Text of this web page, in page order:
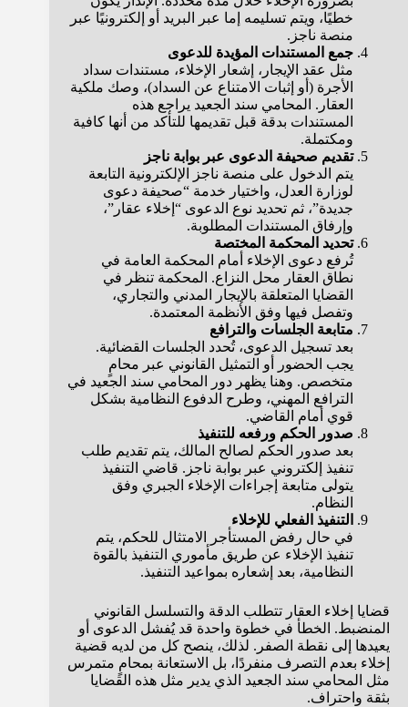
خطيًا، ويتم تسليمه إما عبر البريد أو إلكترونيًا عبر
منصة ناجز.
جمع المستندات المؤيدة للدعوى
مثل عقد الإيجار، إشعار الإخلاء، مستندات سداد
الأجرة (أو إثبات الامتناع عن السداد)، وصك ملكية
العقار. المحامي سند الجعيد يراجع هذه
المستندات بدقة قبل تقديمها للتأكد من أنها كافية
ومكتملة.
تقديم صحيفة الدعوى عبر بوابة ناجز
يتم الدخول على منصة ناجز الإلكترونية التابعة
لوزارة العدل، واختيار خدمة “صحيفة دعوى
جديدة”، ثم تحديد نوع الدعوى “إخلاء عقار”،
وإرفاق المستندات المطلوبة.
تحديد المحكمة المختصة
تُرفع دعوى الإخلاء أمام المحكمة العامة في
نطاق العقار محل النزاع. المحكمة تنظر في
القضايا المتعلقة بالإيجار المدني والتجاري،
وتفصل فيها وفق الأنظمة المعتمدة.
متابعة الجلسات والترافع
بعد تسجيل الدعوى، تُحدد الجلسات القضائية.
يجب الحضور أو التمثيل القانوني عبر محامٍ
متخصص. وهنا يظهر دور المحامي سند الجعيد في
الترافع المهني، وطرح الدفوع النظامية بشكل
قوي أمام القاضي.
صدور الحكم ورفعه للتنفيذ
بعد صدور الحكم لصالح المالك، يتم تقديم طلب
تنفيذ إلكتروني عبر بوابة ناجز. قاضي التنفيذ
يتولى متابعة إجراءات الإخلاء الجبري وفق
النظام.
التنفيذ الفعلي للإخلاء
في حال رفض المستأجر الامتثال للحكم، يتم
تنفيذ الإخلاء عن طريق مأموري التنفيذ بالقوة
النظامية، بعد إشعاره بمواعيد التنفيذ.
قضايا إخلاء العقار تتطلب الدقة والتسلسل القانوني
المنضبط. الخطأ في خطوة واحدة قد يُفشل الدعوى أو
يعيدها إلى نقطة الصفر. لذلك، ينصح كل من لديه قضية
إخلاء بعدم التصرف منفردًا، بل الاستعانة بمحامٍ متمرس
مثل المحامي سند الجعيد الذي يدير مثل هذه القضايا
بثقة واحتراف.